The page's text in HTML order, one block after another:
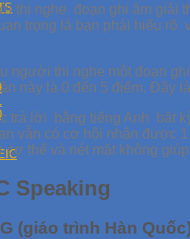
thi nghe đoạn ghi âm
trọng là bạn phải hiểu
người thi nghe một đoạn
này là 0 đến 5 điểm. Đây
trả lời bằng tiếng Anh bất
vẫn có cơ hội nhận được
thể và nét mặt không
Speaking
(giáo trình Hàn